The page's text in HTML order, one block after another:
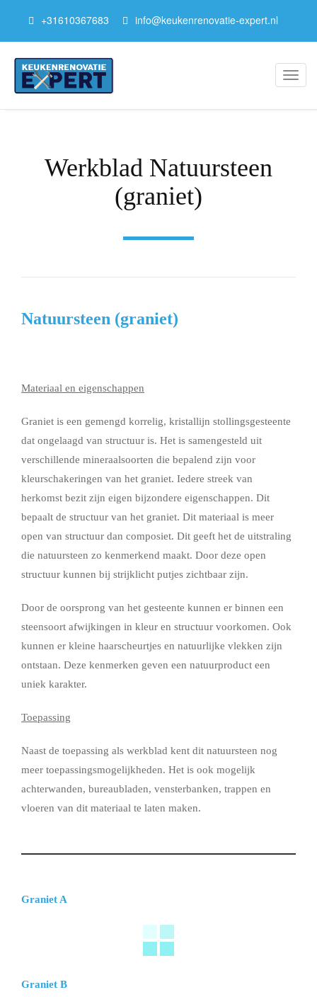
+31610367683 info@keukenrenovatie-expert.nl
Werkblad Natuursteen
(graniet)
Natuursteen (graniet)
Materiaal en eigenschappen
Graniet is een gemengd korrelig, kristallijn stollingsgesteente
dat ongelaagd van structuur is. Het is samengesteld uit
verschillende mineraalsoorten die bepalend zijn voor
kleurschakeringen van het graniet. Iedere streek van
herkomst bezit zijn eigen bijzondere eigenschappen. Dit
bepaalt de structuur van het graniet. Dit materiaal is meer
open van structuur dan composiet. Dit geeft het de uitstraling
die natuursteen zo kenmerkend maakt. Door deze open
structuur kunnen bij strijklicht putjes zichtbaar zijn.
Door de oorsprong van het gesteente kunnen er binnen een
steensoort afwijkingen in kleur en structuur voorkomen. Ook
kunnen er kleine haarscheurtjes en natuurlijke vlekken zijn
ontstaan. Deze kenmerken geven een natuurproduct een
uniek karakter.
Toepassing
Naast de toepassing als werkblad kent dit natuursteen nog
meer toepassingsmogelijkheden. Het is ook mogelijk
achterwanden, bureaubladen, vensterbanken, trappen en
vloeren van dit materiaal te laten maken.
Graniet A
Graniet B